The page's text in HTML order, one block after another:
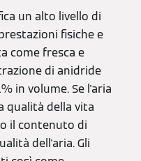
un alto livello di
fisiche e
come fresca e
di anidride
in volume. Se l'aria
qualità della vita
il contenuto di
dell'aria. Gli